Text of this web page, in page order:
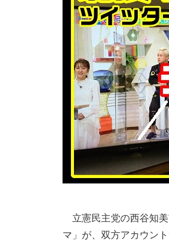
立憲民主党の西谷知美
マ」が、双方アカウン